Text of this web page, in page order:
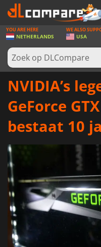
SPELLEN
GAME CARDS
SOFTWARE
YOU ARE HERE
NETHERLANDS
WE ALSO
USA
NVIDIA’s
GeForce
bestaat 10